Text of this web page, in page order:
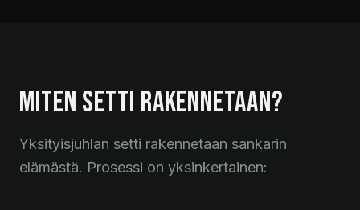
MITEN SETTI RAKENNETAAN?
Yksityisjuhlan setti rakennetaan sankarin
elämästä. Prosessi on yksinkertainen: